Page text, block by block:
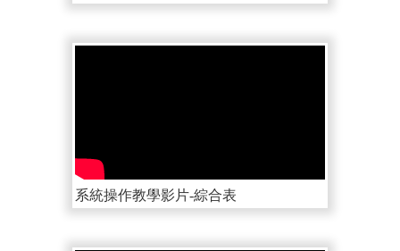
系統操作教學影片-綜合表